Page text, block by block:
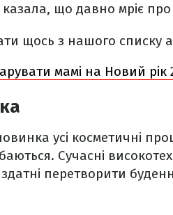
що давно мріє про
щось з нашого списку
мамі на Новий рік
усі косметичні
Сучасні
перетворити